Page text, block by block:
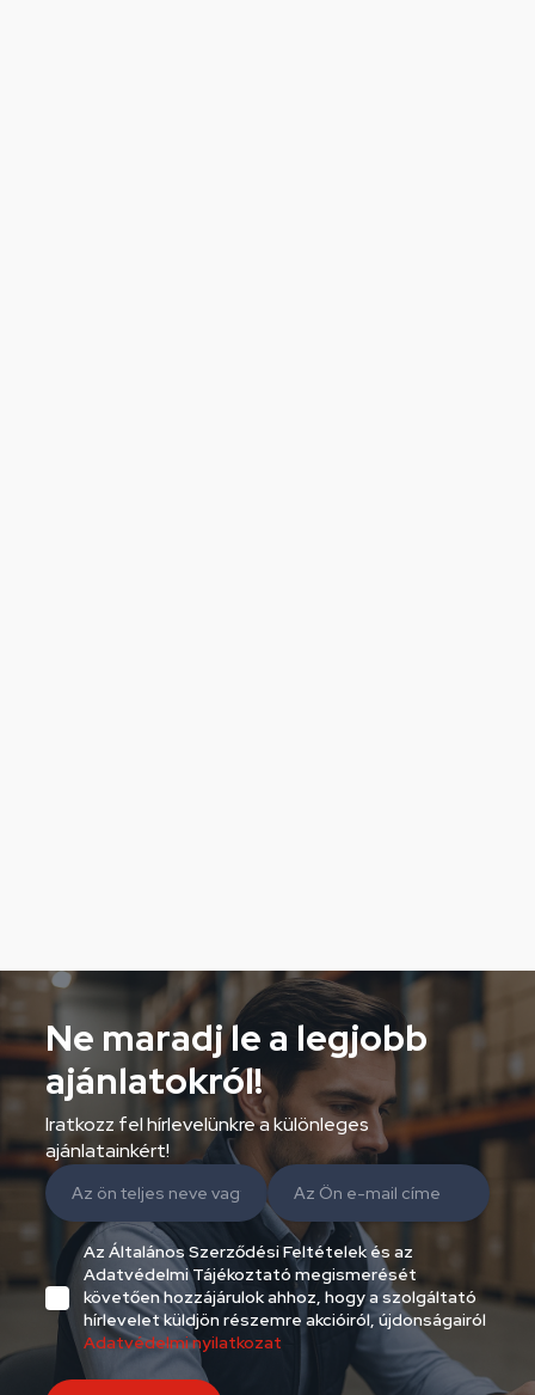
Ne maradj le a legjobb
ajánlatokról!
Iratkozz fel hírlevelünkre a különleges
ajánlatainkért!
Az Általános Szerződési Feltételek és az
Adatvédelmi Tájékoztató megismerését
követően hozzájárulok ahhoz, hogy a szolgáltató
hírlevelet küldjön részemre akcióiról, újdonságairól
Adatvédelmi nyilatkozat